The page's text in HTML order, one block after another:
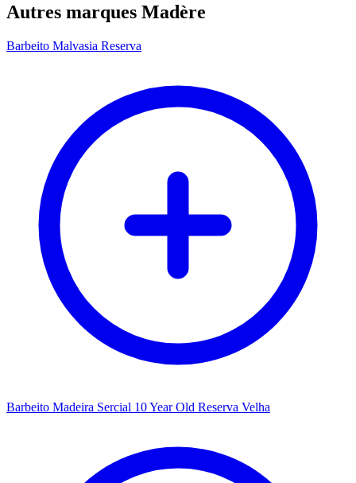
Autres marques Madère
Barbeito Malvasia Reserva
Barbeito Madeira Sercial 10 Year Old Reserva Velha